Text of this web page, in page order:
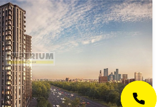
ЗАКАЗАТЬ
ЗВОНОК